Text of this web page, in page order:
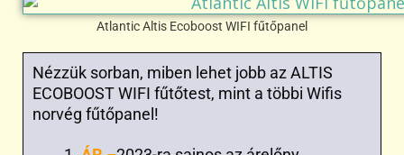
Atlantic Altis Ecoboost WIFI fűtőpanel
Nézzük sorban, miben lehet jobb az ALTIS
ECOBOOST WIFI fűtőtest, mint a többi Wifis
norvég fűtőpanel!